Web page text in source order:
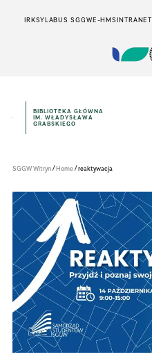
IRKSYLABUS SGGWE-HMSINTRANET
Główna
w
BIBLIOTEKA GŁÓWNA
IM. WŁADYSŁAWA
GRABSKIEGO
SGGW Witryn/Home/reaktywacja